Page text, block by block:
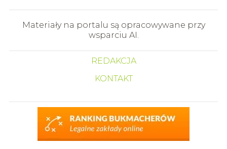
Materiały na portalu są opracowywane przy
wsparciu AI.
REDAKCJA
KONTAKT